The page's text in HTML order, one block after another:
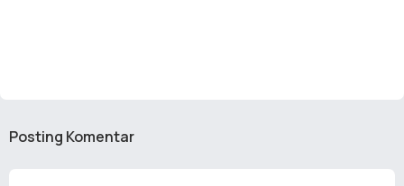
Posting Komentar